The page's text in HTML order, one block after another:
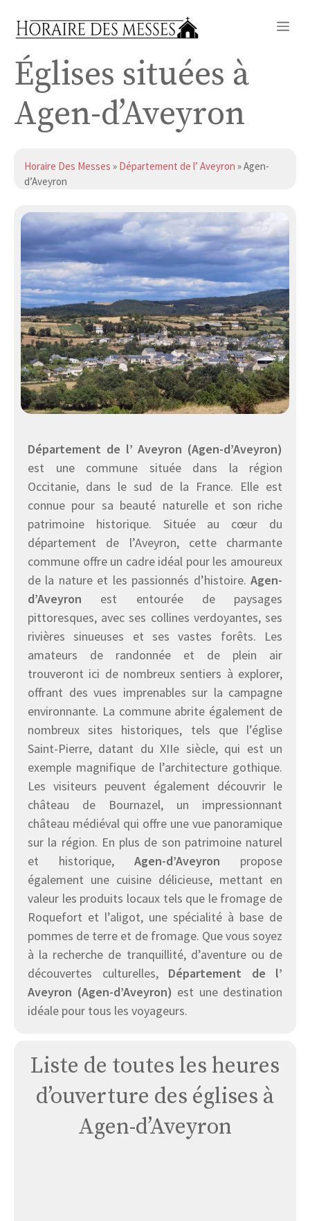
Églises situées à
Agen-d’Aveyron
Horaire Des Messes » Département de l’ Aveyron » Agen-
d’Aveyron
Département de l’ Aveyron (Agen-d’Aveyron)
est une commune située dans la région
Occitanie, dans le sud de la France. Elle est
connue pour sa beauté naturelle et son riche
patrimoine historique. Située au cœur du
département de l’Aveyron, cette charmante
commune offre un cadre idéal pour les amoureux
de la nature et les passionnés d’histoire. Agen-
d’Aveyron est entourée de paysages
pittoresques, avec ses collines verdoyantes, ses
rivières sinueuses et ses vastes forêts. Les
amateurs de randonnée et de plein air
trouveront ici de nombreux sentiers à explorer,
offrant des vues imprenables sur la campagne
environnante. La commune abrite également de
nombreux sites historiques, tels que l’église
Saint-Pierre, datant du XIIe siècle, qui est un
exemple magnifique de l’architecture gothique.
Les visiteurs peuvent également découvrir le
château de Bournazel, un impressionnant
château médiéval qui offre une vue panoramique
sur la région. En plus de son patrimoine naturel
et historique, Agen-d’Aveyron propose
également une cuisine délicieuse, mettant en
valeur les produits locaux tels que le fromage de
Roquefort et l’aligot, une spécialité à base de
pommes de terre et de fromage. Que vous soyez
à la recherche de tranquillité, d’aventure ou de
découvertes culturelles, Département de l’
Aveyron (Agen-d’Aveyron) est une destination
idéale pour tous les voyageurs.
Liste de toutes les heures
d’ouverture des églises à
Agen-d’Aveyron